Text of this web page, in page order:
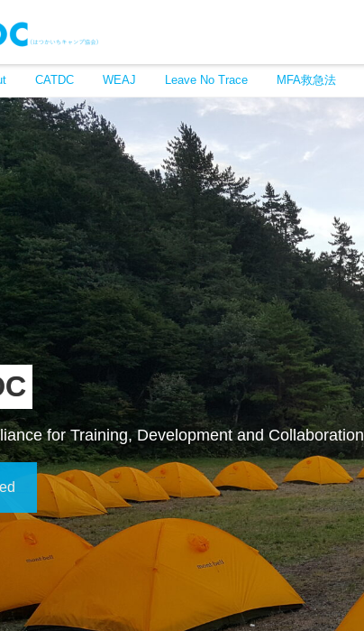
CATDC WEAJ Leave No Trace MFA救急法
for Training, Development and Collaboration